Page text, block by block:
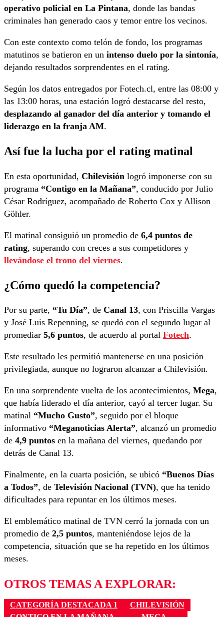
operativo policial en La Pintana, donde las bandas
criminales han generado caos y temor entre los vecinos.
Con este contexto como telón de fondo, los programas
matutinos se batieron en un intenso duelo por la sintonía,
dejando resultados sorprendentes en el rating.
Según los datos entregados por Fotech.cl, entre las 08:00 y
las 13:00 horas, una estación logró destacarse del resto,
desplazando al ganador del día anterior y tomando el
liderazgo en la franja AM.
Así fue la lucha por el rating matinal
En esta oportunidad, Chilevisión logró imponerse con su
programa “Contigo en la Mañana”, conducido por Julio
César Rodríguez, acompañado de Roberto Cox y Allison
Göhler.
El matinal consiguió un promedio de 6,4 puntos de
rating, superando con creces a sus competidores y
llevándose el trono del viernes.
¿Cómo quedó la competencia?
Por su parte, “Tu Día”, de Canal 13, con Priscilla Vargas
y José Luis Repenning, se quedó con el segundo lugar al
promediar 5,6 puntos, de acuerdo al portal Fotech.
Este resultado les permitió mantenerse en una posición
privilegiada, aunque no lograron alcanzar a Chilevisión.
En una sorprendente vuelta de los acontecimientos, Mega,
que había liderado el día anterior, cayó al tercer lugar. Su
matinal “Mucho Gusto”, seguido por el bloque
informativo “Meganoticias Alerta”, alcanzó un promedio
de 4,9 puntos en la mañana del viernes, quedando por
detrás de Canal 13.
Finalmente, en la cuarta posición, se ubicó “Buenos Días
a Todos”, de Televisión Nacional (TVN), que ha tenido
dificultades para repuntar en los últimos meses.
El emblemático matinal de TVN cerró la jornada con un
promedio de 2,5 puntos, manteniéndose lejos de la
competencia, situación que se ha repetido en los últimos
meses.
OTROS TEMAS A EXPLORAR:
CATEGORÍA DESTACADA 1
CHILEVISIÓN